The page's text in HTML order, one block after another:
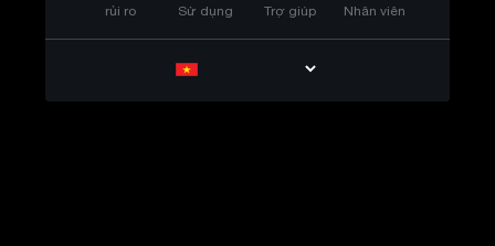
rủi ro
Sử dụng
Trợ giúp
Nhân viên